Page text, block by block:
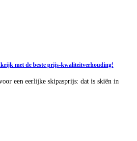
met de beste prijs-kwaliteitverhouding!
een eerlijke skipasprijs: dat is skiën in